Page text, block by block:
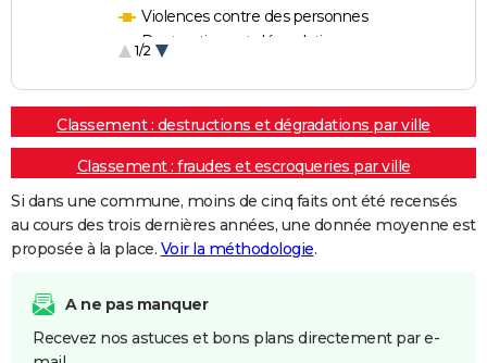
Violences contre des personnes
Destructions et dégradations
1/2
Classement : destructions et dégradations par ville
Classement : fraudes et escroqueries par ville
Si dans une commune, moins de cinq faits ont été recensés
au cours des trois dernières années, une donnée moyenne est
proposée à la place. Voir la méthodologie.
A ne pas manquer
Recevez nos astuces et bons plans directement par e-